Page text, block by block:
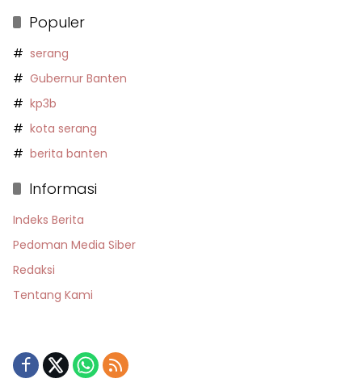
Populer
serang
Gubernur Banten
kp3b
kota serang
berita banten
Informasi
Indeks Berita
Pedoman Media Siber
Redaksi
Tentang Kami